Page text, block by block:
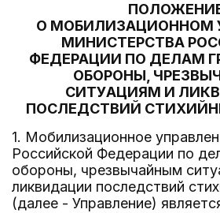
О МОБИЛИЗАЦИОННОМ
МИНИСТЕРСТВА
ФЕДЕРАЦИИ ПО ДЕЛАМ
ОБОРОНЫ,
СИТУАЦИЯМ И
ПОСЛЕДСТВИЙ
1. Мобилизационное
Российской Федерации по
обороны, чрезвычайным
ликвидации последствий
(далее - Управление)